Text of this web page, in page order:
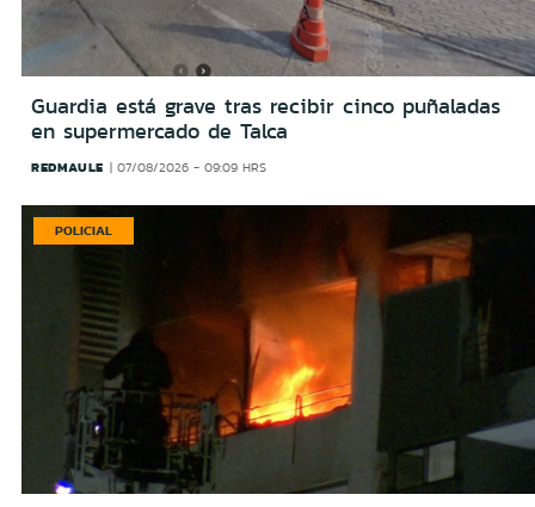
Guardia está grave tras recibir cinco puñaladas
en supermercado de Talca
REDMAULE 07/08/2026 - 09:09 HRS
POLICIAL